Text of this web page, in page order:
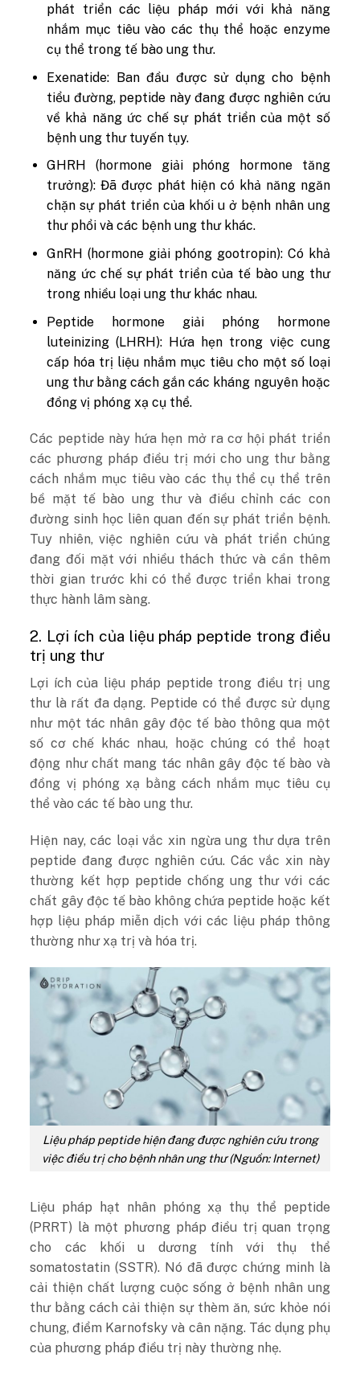
phát triển các liệu pháp mới với khả năng
nhắm mục tiêu vào các thụ thể hoặc enzyme
cụ thể trong tế bào ung thư.
Exenatide: Ban đầu được sử dụng cho bệnh
tiểu đường, peptide này đang được nghiên cứu
về khả năng ức chế sự phát triển của một số
bệnh ung thư tuyến tụy.
GHRH (hormone giải phóng hormone tăng
trưởng): Đã được phát hiện có khả năng ngăn
chặn sự phát triển của khối u ở bệnh nhân ung
thư phổi và các bệnh ung thư khác.
GnRH (hormone giải phóng gootropin): Có khả
năng ức chế sự phát triển của tế bào ung thư
trong nhiều loại ung thư khác nhau.
Peptide hormone giải phóng hormone
luteinizing (LHRH): Hứa hẹn trong việc cung
cấp hóa trị liệu nhắm mục tiêu cho một số loại
ung thư bằng cách gắn các kháng nguyên hoặc
đồng vị phóng xạ cụ thể.
Các peptide này hứa hẹn mở ra cơ hội phát triển
các phương pháp điều trị mới cho ung thư bằng
cách nhắm mục tiêu vào các thụ thể cụ thể trên
bề mặt tế bào ung thư và điều chỉnh các con
đường sinh học liên quan đến sự phát triển bệnh.
Tuy nhiên, việc nghiên cứu và phát triển chúng
đang đối mặt với nhiều thách thức và cần thêm
thời gian trước khi có thể được triển khai trong
thực hành lâm sàng.
2. Lợi ích của liệu pháp peptide trong điều
trị ung thư
Lợi ích của liệu pháp peptide trong điều trị ung
thư là rất đa dạng. Peptide có thể được sử dụng
như một tác nhân gây độc tế bào thông qua một
số cơ chế khác nhau, hoặc chúng có thể hoạt
động như chất mang tác nhân gây độc tế bào và
đồng vị phóng xạ bằng cách nhắm mục tiêu cụ
thể vào các tế bào ung thư.
Hiện nay, các loại vắc xin ngừa ung thư dựa trên
peptide đang được nghiên cứu. Các vắc xin này
thường kết hợp peptide chống ung thư với các
chất gây độc tế bào không chứa peptide hoặc kết
hợp liệu pháp miễn dịch với các liệu pháp thông
thường như xạ trị và hóa trị.
Liệu pháp peptide hiện đang được nghiên cứu trong
việc điều trị cho bệnh nhân ung thư (Nguồn: Internet)
Liệu pháp hạt nhân phóng xạ thụ thể peptide
(PRRT) là một phương pháp điều trị quan trọng
cho các khối u dương tính với thụ thể
somatostatin (SSTR). Nó đã được chứng minh là
cải thiện chất lượng cuộc sống ở bệnh nhân ung
thư bằng cách cải thiện sự thèm ăn, sức khỏe nói
chung, điểm Karnofsky và cân nặng. Tác dụng phụ
của phương pháp điều trị này thường nhẹ.